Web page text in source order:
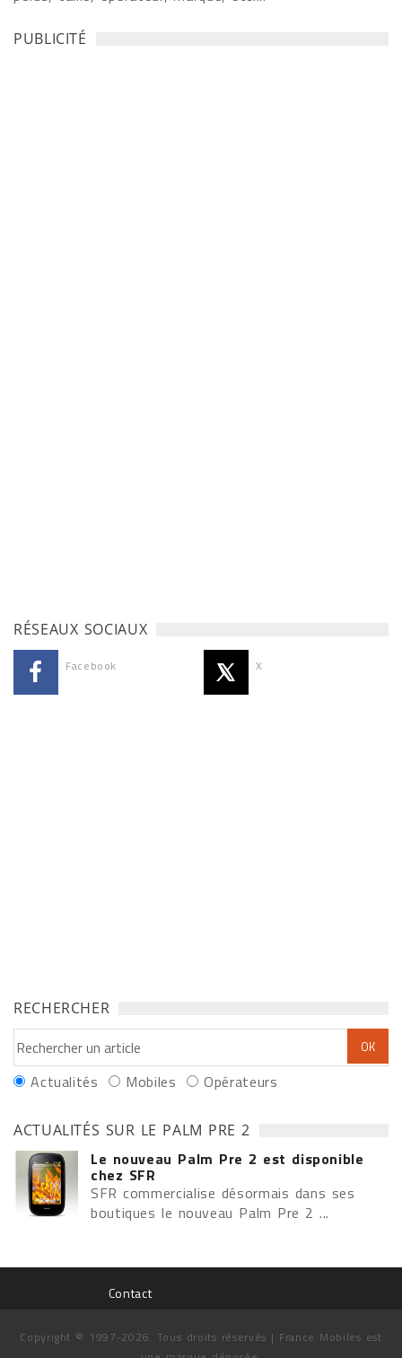
PUBLICITÉ
RÉSEAUX SOCIAUX
Facebook X
RECHERCHER
Actualités Mobiles Opérateurs
ACTUALITÉS SUR LE PALM PRE 2
Le nouveau Palm Pre 2 est disponible
chez SFR
SFR commercialise désormais dans ses
boutiques le nouveau Palm Pre 2 ...
Contact
Copyright © 1997-2026. Tous droits réservés | France Mobiles est